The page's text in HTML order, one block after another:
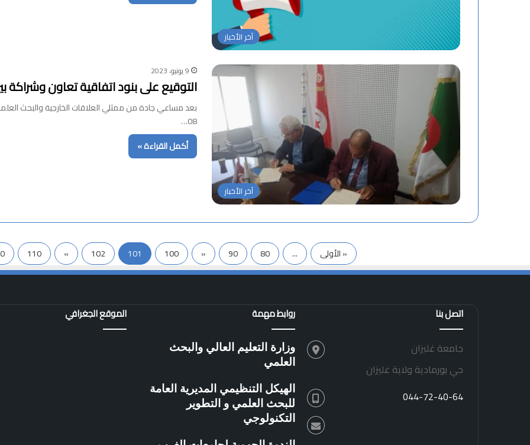
آخر الأخبار
آخر الأخبار
9 يونيو، 2023
التوقيع على بنود اتفاقية تعاون
بعد مساعي جادة من ممثلي العلاقات الخارجية والبحث
08…
أكمل القراءة »
« الأولى ...
80
90
«
100
101
102
»
110
اتصل بنا
جامعة غليزان
حي بورمادية ولاية غليزان
044-72-40-64
روابط مهمة
وزارة التعليم العالي والبحث
العلمي
الهيكل التنظيمي المديرية العامة
للبحث العلمي و التطوير
التكنولوجي
الموقع الجغرافي